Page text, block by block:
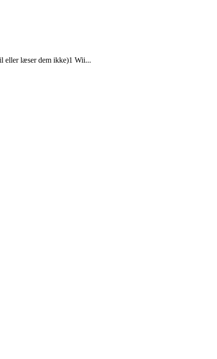
eller læser dem ikke)1 Wii...